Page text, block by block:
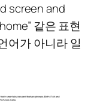
screen and
같은 표현
어가 아니라 일